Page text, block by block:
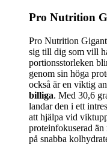
Pro Nutrition
Pro Nutrition
sig till dig som vill
portionsstorleken
genom sin höga
också är en viktig
billiga. Med 30,6
landar den i ett
att hjälpa vid
proteinfokuserad än
på snabba